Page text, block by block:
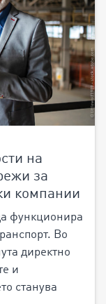
на
за
компании
функционира
Во
директно
и
станува